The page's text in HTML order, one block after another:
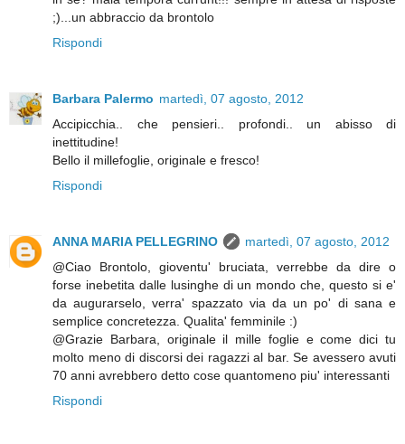
;)...un abbraccio da brontolo
Rispondi
Barbara Palermo martedì, 07 agosto, 2012
Accipicchia.. che pensieri.. profondi.. un abisso di
inettitudine!
Bello il millefoglie, originale e fresco!
Rispondi
ANNA MARIA PELLEGRINO
martedì, 07 agosto, 2012
@Ciao Brontolo, gioventu' bruciata, verrebbe da dire o
forse inebetita dalle lusinghe di un mondo che, questo si e'
da augurarselo, verra' spazzato via da un po' di sana e
semplice concretezza. Qualita' femminile :)
@Grazie Barbara, originale il mille foglie e come dici tu
molto meno di discorsi dei ragazzi al bar. Se avessero avuti
70 anni avrebbero detto cose quantomeno piu' interessanti
Rispondi